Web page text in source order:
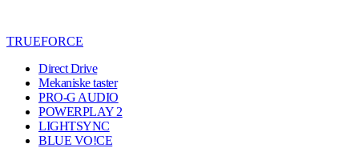
TRUEFORCE
Direct Drive
Mekaniske taster
PRO-G AUDIO
POWERPLAY 2
LIGHTSYNC
BLUE VO!CE